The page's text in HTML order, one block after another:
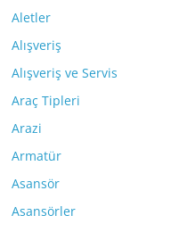
Aletler
Alışveriş
Alışveriş ve Servis
Araç Tipleri
Arazi
Armatür
Asansör
Asansörler